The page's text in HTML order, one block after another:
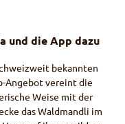
und dieApp dazu
bekannten
-Angebot vereint die
Weise mit der
das Waldmandli im